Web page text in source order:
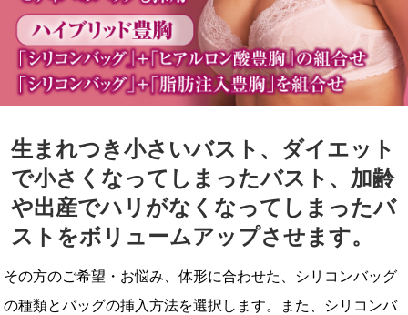
生まれつき小さいバスト、ダイエット
で小さくなってしまったバスト、加齢
や出産でハリがなくなってしまったバ
ストをボリュームアップさせます。
その方のご希望・お悩み、体形に合わせた、シリコンバッグ
の種類とバッグの挿入方法を選択します。また、シリコンバ